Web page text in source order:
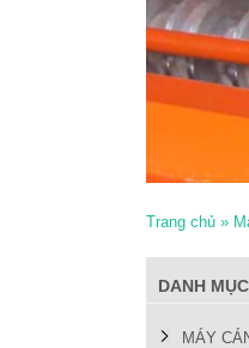
Trang chủ »
DANH
MÁY